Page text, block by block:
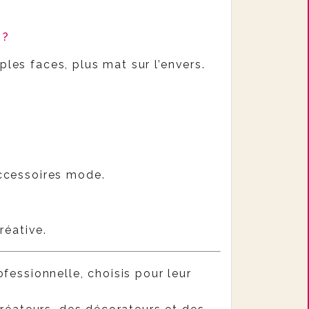
faces, plus mat sur l’envers.
mode.
choisis pour leur